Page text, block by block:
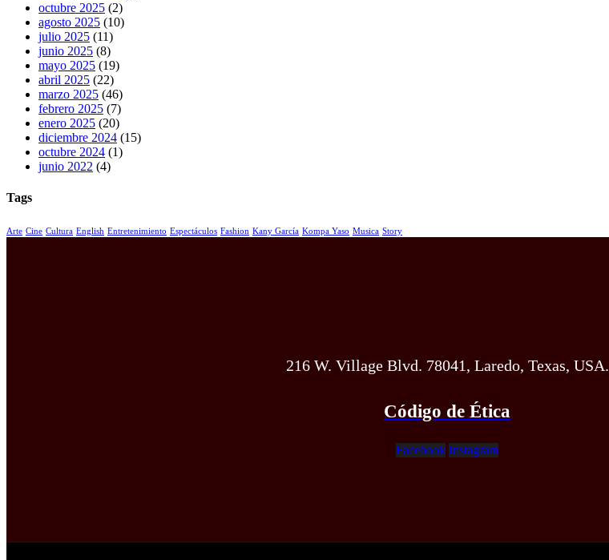
octubre 2025 (2)
agosto 2025 (10)
julio 2025 (11)
junio 2025 (8)
mayo 2025 (19)
abril 2025 (22)
marzo 2025 (46)
febrero 2025 (7)
enero 2025 (20)
diciembre 2024 (15)
octubre 2024 (1)
junio 2022 (4)
Tags
Arte Cine Cultura English Entretenimiento Espectáculos Fashion Kany García Kompa Yaso Musica Story
216 W. Village Blvd. 78041, Laredo, Texas, USA.
Código de Ética
Facebook Instagram